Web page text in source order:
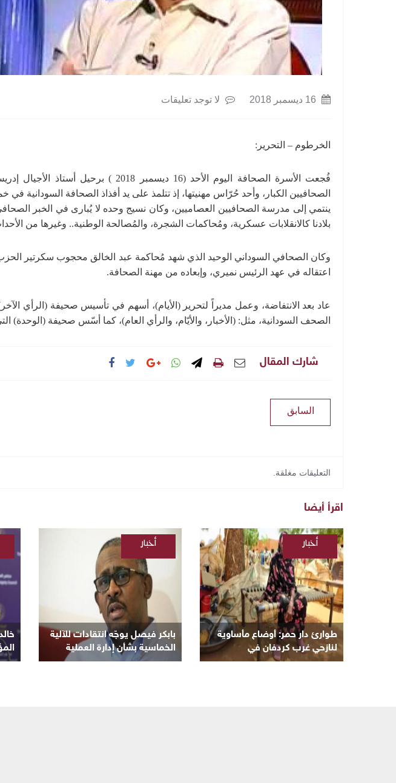
لا توجد تعليقات
الخرطوم – التحرير:
فُجعت الأسرة الصحافة اليوم الأحد (16 ديسمبر
الصحافيين الكبار، وأحد حُرّاس مهنيتها، إذ تتلمذ على يد أفذاذ الصحافة السودانية
ينتمي إلى مدرسة الصحافيين العصاميين، وكان نسيج وحده لا يُبارى في الخبر
بلادنا كالانقلابات عسكرية، ومُحاكمات الشجرة، والمُصالحة الوطنية.. وغيرها من
وكان الصحافي السوداني الوحيد الذي شهد مُحاكمة عبد الخالق محجوب سكرتير
اعتقاله في عهد الرئيس نميري، وإبعاده من مهنة الصحافة.
عاد بعد الانتفاضة، وعمل مديراً لتحرير (الأيام)، أسهم في تأسيس صحيفة (الرأي
الصحف السودانية، مثل: (الأخبار، والأيّام، والرأي العام)، كما أسّس صحيفة (الوحدة)
شارك المقال
السابق
التعليقات مغلقة.
اقرأ أيضا
طوارئ دار حمر: أوضاع مأساوية
لنازحي غرب كردفان في
معسكرات الأبيض
أخبار
/
السودانية
بابكر فيصل يوجّه انتقادات للآلية
الخماسية بشأن إدارة العملية
السياسية
أخبار
/
السودانية